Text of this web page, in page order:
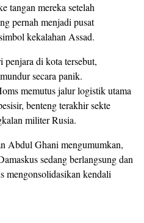
tangan mereka setelah
pernah menjadi pusat
kekalahan Assad.
penjara di kota tersebut,
secara panik.
memutus jalur logistik utama
benteng terakhir sekte
militer Rusia.
Abdul Ghani mengumumkan,
sedang berlangsung dan
mengonsolidasikan kendali